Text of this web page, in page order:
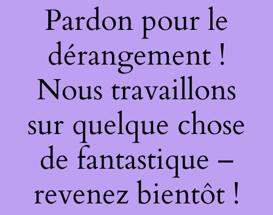
Pardon pour le
dérangement !
Nous travaillons
sur quelque chose
de fantastique –
revenez bientôt !